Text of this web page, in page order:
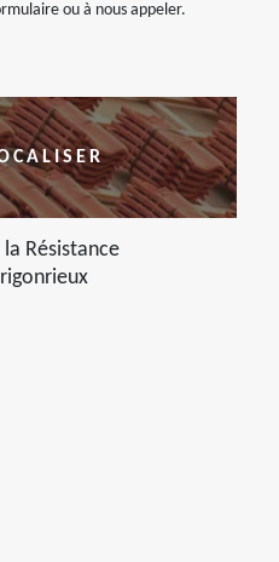
ou à nous appeler.
Résistance